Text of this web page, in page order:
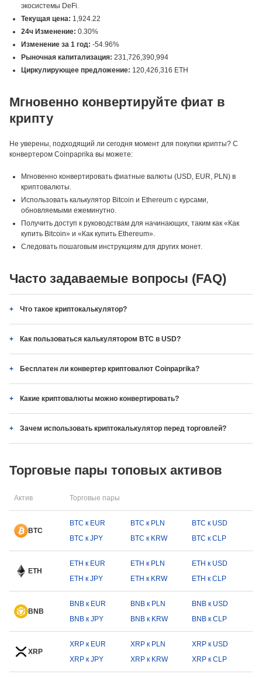
экосистемы DeFi.
Текущая цена: 1,924.22
24ч Изменение: 0.30%
Изменение за 1 год: -54.96%
Рыночная капитализация: 231,726,390,994
Циркулирующее предложение: 120,426,316 ETH
Мгновенно конвертируйте фиат в
крипту
Не уверены, подходящий ли сегодня момент для покупки крипты? С
конвертером Coinpaprika вы можете:
Мгновенно конвертировать фиатные валюты (USD, EUR, PLN) в
криптовалюты.
Использовать калькулятор Bitcoin и Ethereum с курсами,
обновляемыми ежеминутно.
Получить доступ к руководствам для начинающих, таким как «Как
купить Bitcoin» и «Как купить Ethereum».
Следовать пошаговым инструкциям для других монет.
Часто задаваемые вопросы (FAQ)
Что такое криптокалькулятор?
Как пользоваться калькулятором BTC в USD?
Бесплатен ли конвертер криптовалют Coinpaprika?
Какие криптовалюты можно конвертировать?
Зачем использовать криптокалькулятор перед торговлей?
Торговые пары топовых активов
Актив Торговые пары
BTC
BTC к EUR BTC к PLN
BTC к USD
BTC к JPY
BTC к KRW BTC к CLP
ETH
ETH к EUR ETH к PLN
ETH к USD
ETH к JPY
ETH к KRW ETH к CLP
BNB
BNB к EUR BNB к PLN
BNB к USD
BNB к JPY
BNB к KRW BNB к CLP
XRP
XRP к EUR XRP к PLN
XRP к USD
XRP к JPY
XRP к KRW XRP к CLP